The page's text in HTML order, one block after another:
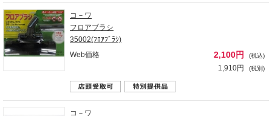
コ－ワ
フロアブラシ
35002(ﾌﾛｱﾌﾞﾗｼ)
Web価格
2,100円 (税込)
1,910円 (税別)
コ－ワ